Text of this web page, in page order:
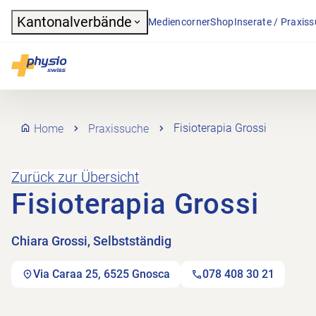
Header
Kantonalverbände MediencornerShopInserate /
Physioswiss
Hauptnavigation
Home Praxissuche Fisioterapia Grossi
Zurück zur Übersicht
Fisioterapia Grossi
Chiara Grossi, Selbstständig
Via Caraa 25, 6525 Gnosca 078 408 30 21